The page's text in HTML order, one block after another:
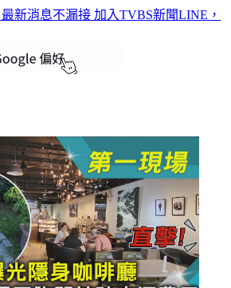
新消息不漏接 加入TVBS新聞LINE，